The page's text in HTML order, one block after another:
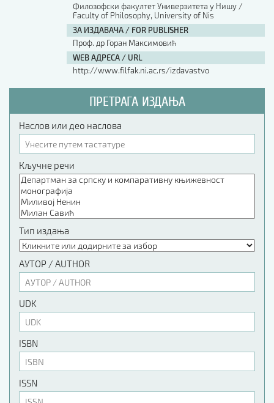
Филозофски факултет Универзитета у Нишу /
Faculty of Philosophy, University of Nis
ЗА ИЗДАВАЧА / FOR PUBLISHER
Проф. др Горан Максимовић
WEB АДРЕСА / URL
http://www.filfak.ni.ac.rs/izdavastvo
ПРЕТРАГА ИЗДАЊА
Наслов или део наслова
Кључне речи
Тип издања
АУТОР / AUTHOR
UDK
ISBN
ISSN